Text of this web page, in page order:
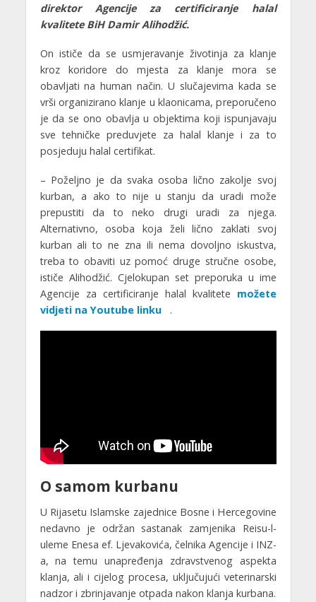
direktor Agencije za certificiranje halal
kvalitete BiH Damir Alihodžić.
On ističe da se usmjeravanje životinja za klanje
kroz koridore do mjesta za klanje mora se
obavljati na human način. U slučajevima kada se
vrši organizirano klanje u klaonicama, preporučeno
je da se ono obavlja u objektima koji ispunjavaju
sve tehničke preduvjete za halal klanje i za to
posjeduju halal certifikat.
– Poželjno je da svaka osoba lično zakolje svoj
kurban, a ako to nije u stanju da uradi može
prepustiti da to neko drugi uradi za njega.
Alternativno, osoba koja želi lično zaklati svoj
kurban ali to ne zna ili nema dovoljno iskustva,
treba to obaviti uz pomoć druge stručne osobe,
ističe Alihodžić. Cjelokupan set preporuka u ime
Agencije za certificiranje halal kvalitete možete
vidjeti na Youtube linku.
O samom kurbanu
U Rijasetu Islamske zajednice Bosne i Hercegovine
nedavno je održan sastanak zamjenika Reisu-l-
uleme Enesa ef. Ljevakovića, čelnika Agencije i INZ-
a, na temu unapređenja zdravstvenog aspekta
klanja, ali i cijelog procesa, uključujući veterinarski
nadzor i zbrinjavanje otpada nakon klanja kurbana.